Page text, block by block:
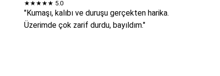
★★★★★ 5.0
"Kumaşı, kalıbı ve duruşu gerçekten harika.
Üzerimde çok zarif durdu, bayıldım."